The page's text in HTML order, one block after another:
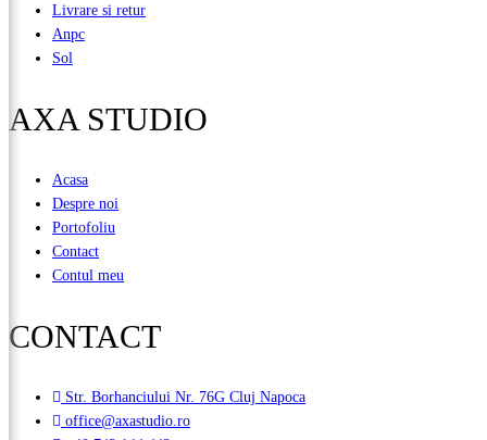
Livrare si retur
Anpc
Sol
AXA STUDIO
Acasa
Despre noi
Portofoliu
Contact
Contul meu
CONTACT
Str. Borhanciului Nr. 76G Cluj Napoca
office@axastudio.ro